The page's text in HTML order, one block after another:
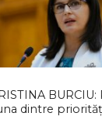
BURCIU:
dintre